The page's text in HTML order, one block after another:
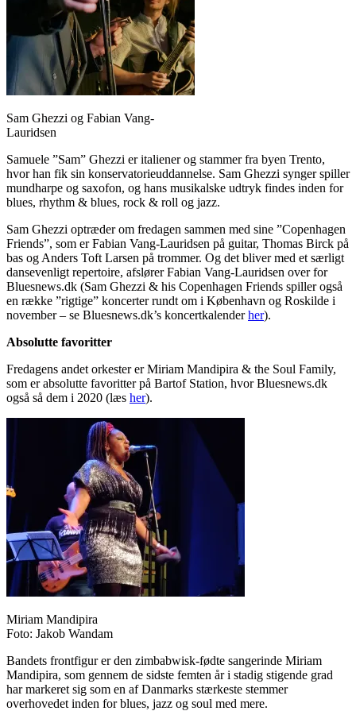
Sam Ghezzi og Fabian Vang-
Lauridsen
Samuele ”Sam” Ghezzi er italiener og stammer fra byen Trento,
hvor han fik sin konservatorieuddannelse. Sam Ghezzi synger spiller
mundharpe og saxofon, og hans musikalske udtryk findes inden for
blues, rhythm & blues, rock & roll og jazz.
Sam Ghezzi optræder om fredagen sammen med sine ”Copenhagen
Friends”, som er Fabian Vang-Lauridsen på guitar, Thomas Birck på
bas og Anders Toft Larsen på trommer. Og det bliver med et særligt
dansevenligt repertoire, afslører Fabian Vang-Lauridsen over for
Bluesnews.dk (Sam Ghezzi & his Copenhagen Friends spiller også
en række ”rigtige” koncerter rundt om i København og Roskilde i
november – se Bluesnews.dk’s koncertkalenderher).
Absolutte favoritter
Fredagens andet orkester er Miriam Mandipira & the Soul Family,
som er absolutte favoritter på Bartof Station, hvor Bluesnews.dk
også så dem i 2020 (læs her).
Miriam Mandipira
Foto: Jakob Wandam
Bandets frontfigur er den zimbabwisk-fødte sangerinde Miriam
Mandipira, som gennem de sidste femten år i stadig stigende grad
har markeret sig som en af Danmarks stærkeste stemmer
overhovedet inden for blues, jazz og soul med mere.